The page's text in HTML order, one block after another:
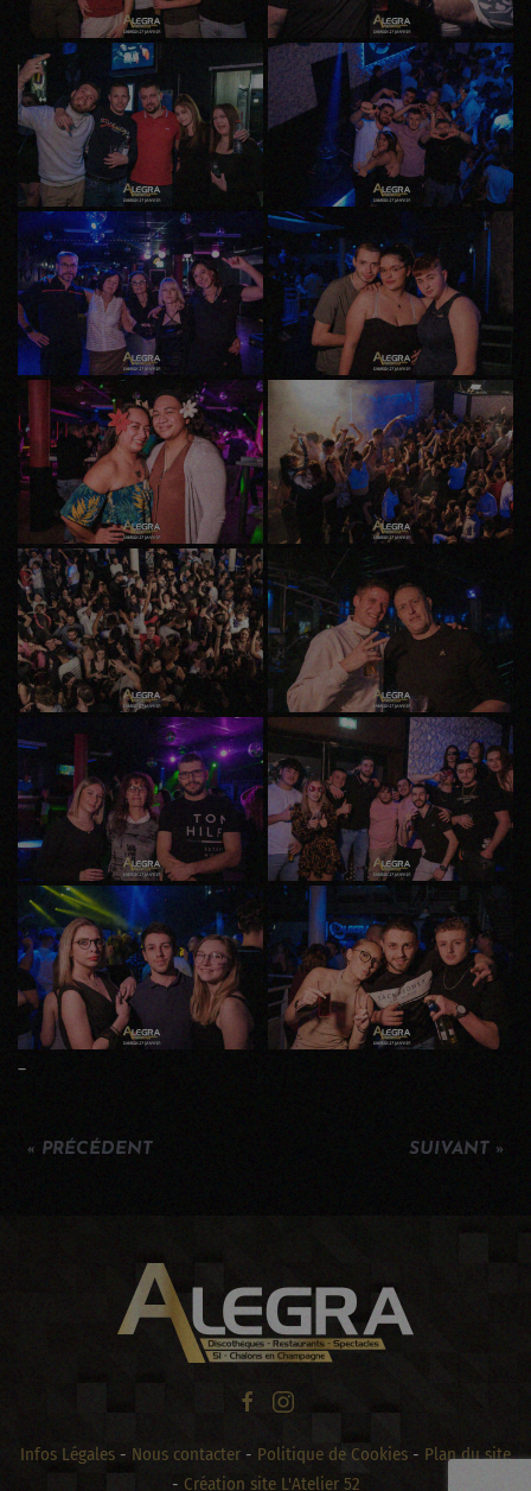
–
« PRÉCÉDENT SUIVANT »
Infos Légales - Nous contacter - Politique de Cookies - Plan du site
- Création site L'Atelier 52